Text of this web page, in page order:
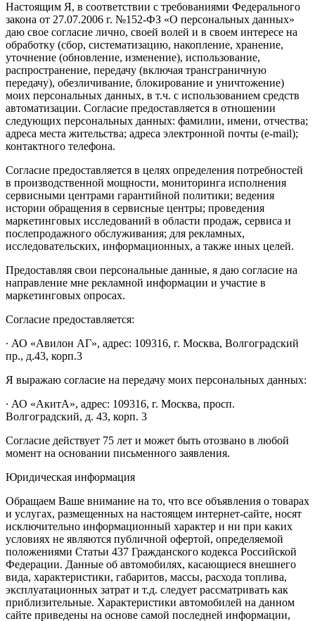
Настоящим Я, в соответствии с требованиями Федерального
закона от 27.07.2006 г. №152-ФЗ «О персональных данных»
даю свое согласие лично, своей волей и в своем интересе на
обработку (сбор, систематизацию, накопление, хранение,
уточнение (обновление, изменение), использование,
распространение, передачу (включая трансграничную
передачу), обезличивание, блокирование и уничтожение)
моих персональных данных, в т.ч. с использованием средств
автоматизации. Согласие предоставляется в отношении
следующих персональных данных: фамилии, имени, отчества;
адреса места жительства; адреса электронной почты (e-mail);
контактного телефона.
Согласие предоставляется в целях определения потребностей
в производственной мощности, мониторинга исполнения
сервисными центрами гарантийной политики; ведения
истории обращения в сервисные центры; проведения
маркетинговых исследований в области продаж, сервиса и
послепродажного обслуживания; для рекламных,
исследовательских, информационных, а также иных целей.
Предоставляя свои персональные данные, я даю согласие на
направление мне рекламной информации и участие в
маркетинговых опросах.
Согласие предоставляется:
∙ АО «Авилон АГ», адрес: 109316, г. Москва, Волгоградский
пр., д.43, корп.3
Я выражаю согласие на передачу моих персональных данных:
∙ АО «АкитА», адрес: 109316, г. Москва, просп.
Волгоградский, д. 43, корп. 3
Согласие действует 75 лет и может быть отозвано в любой
момент на основании письменного заявления.
Юридическая информация
Обращаем Ваше внимание на то, что все объявления о товарах
и услугах, размещенных на настоящем интернет-сайте, носят
исключительно информационный характер и ни при каких
условиях не являются публичной офертой, определяемой
положениями Статьи 437 Гражданского кодекса Российской
Федерации. Данные об автомобилях, касающиеся внешнего
вида, характеристики, габаритов, массы, расхода топлива,
эксплуатационных затрат и т.д. следует рассматривать как
приблизительные. Характеристики автомобилей на данном
сайте приведены на основе самой последней информации,